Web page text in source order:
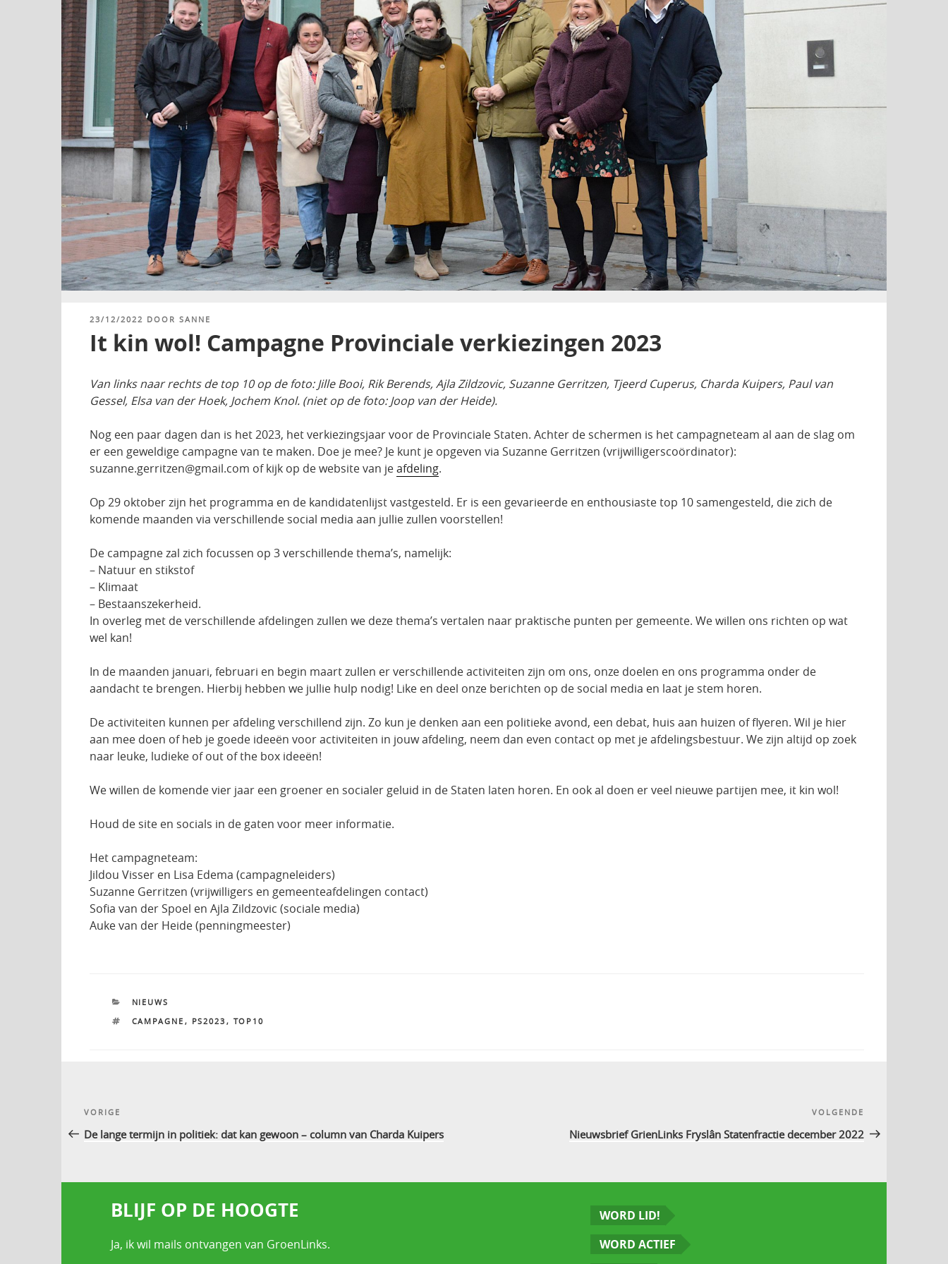
GEPLAATST
23/12/2022 DOOR SANNE
It kin wol! Campagne Provinciale verkiezingen 2023
Van links naar rechts de top 10 op de foto: Jille Booi, Rik Berends, Ajla Zildzovic, Suzanne Gerritzen, Tjeerd Cuperus, Charda Kuipers, Paul van
Gessel, Elsa van der Hoek, Jochem Knol. (niet op de foto: Joop van der Heide).
Nog een paar dagen dan is het 2023, het verkiezingsjaar voor de Provinciale Staten. Achter de schermen is het campagneteam al aan de slag om
er een geweldige campagne van te maken. Doe je mee? Je kunt je opgeven via Suzanne Gerritzen (vrijwilligerscoördinator):
suzanne.gerritzen@gmail.com of kijk op de website van jeafdeling.
Op 29 oktober zijn het programma en de kandidatenlijst vastgesteld. Er is een gevarieerde en enthousiaste top 10 samengesteld, die zich de
komende maanden via verschillende social media aan jullie zullen voorstellen!
De campagne zal zich focussen op 3 verschillende thema’s, namelijk:
– Natuur en stikstof
– Klimaat
– Bestaanszekerheid.
In overleg met de verschillende afdelingen zullen we deze thema’s vertalen naar praktische punten per gemeente. We willen ons richten op wat
wel kan!
In de maanden januari, februari en begin maart zullen er verschillende activiteiten zijn om ons, onze doelen en ons programma onder de
aandacht te brengen. Hierbij hebben we jullie hulp nodig! Like en deel onze berichten op de social media en laat je stem horen.
De activiteiten kunnen per afdeling verschillend zijn. Zo kun je denken aan een politieke avond, een debat, huis aan huizen of flyeren. Wil je hier
aan mee doen of heb je goede ideeën voor activiteiten in jouw afdeling, neem dan even contact op met je afdelingsbestuur. We zijn altijd op zoek
naar leuke, ludieke of out of the box ideeën!
We willen de komende vier jaar een groener en socialer geluid in de Staten laten horen. En ook al doen er veel nieuwe partijen mee, it kin wol!
Houd de site en socials in de gaten voor meer informatie.
Het campagneteam:
Jildou Visser en Lisa Edema (campagneleiders)
Suzanne Gerritzen (vrijwilligers en gemeenteafdelingen contact)
Sofia van der Spoel en Ajla Zildzovic (sociale media)
Auke van der Heide (penningmeester)
CATEGORIEËN
NIEUWS
TAGS
CAMPAGNE , PS2023 , TOP10
Bericht
navigatie
Vorig
bericht
VORIGE
De lange termijn in politiek: dat kan gewoon – column van Charda Kuipers
bericht
VOLGENDE
Nieuwsbrief GrienLinks Fryslân Statenfractie december 2022
BLIJF OP DE HOOGTE
Ja, ik wil mails ontvangen van GroenLinks.
WORD LID!
WORD ACTIEF